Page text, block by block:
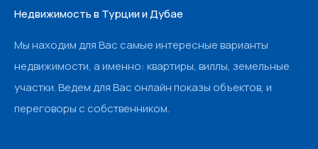
Недвижимость в Турции и Дубае
Мы находим для Вас самые интересные варианты
недвижимости, а именно: квартиры, виллы, земельные
участки. Ведем для Вас онлайн показы объектов, и
переговоры с собственником.